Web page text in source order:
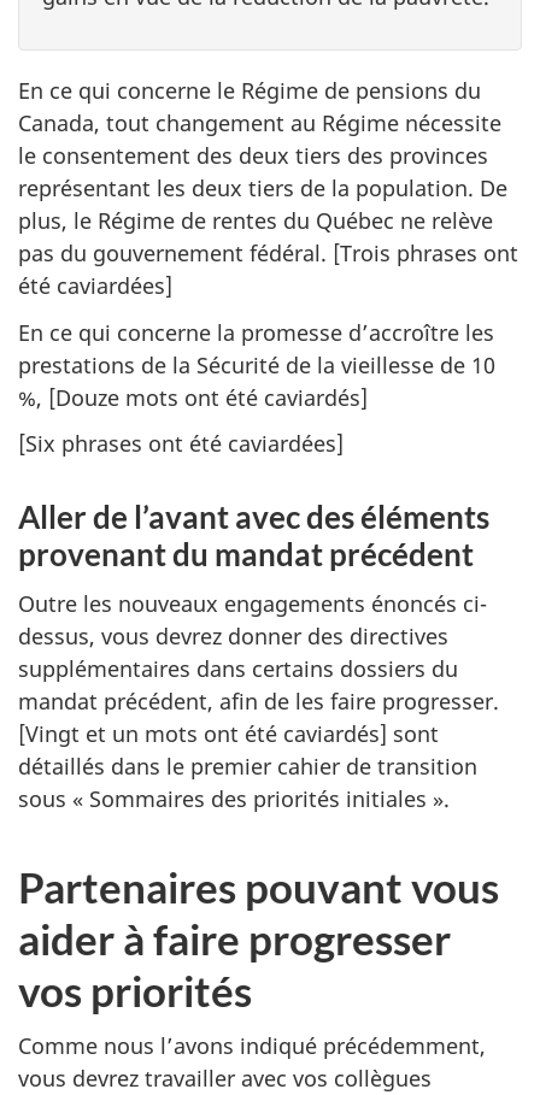
En ce qui concerne le Régime de pensions du
Canada, tout changement au Régime nécessite
le consentement des deux tiers des provinces
représentant les deux tiers de la population. De
plus, le Régime de rentes du Québec ne relève
pas du gouvernement fédéral. [Trois phrases ont
été caviardées]
En ce qui concerne la promesse d’accroître les
prestations de la Sécurité de la vieillesse de 10
%, [Douze mots ont été caviardés]
[Six phrases ont été caviardées]
Aller de l’avant avec des éléments
provenant du mandat précédent
Outre les nouveaux engagements énoncés ci-
dessus, vous devrez donner des directives
supplémentaires dans certains dossiers du
mandat précédent, afin de les faire progresser.
[Vingt et un mots ont été caviardés] sont
détaillés dans le premier cahier de transition
sous « Sommaires des priorités initiales ».
Partenaires pouvant vous
aider à faire progresser
vos priorités
Comme nous l’avons indiqué précédemment,
vous devrez travailler avec vos collègues